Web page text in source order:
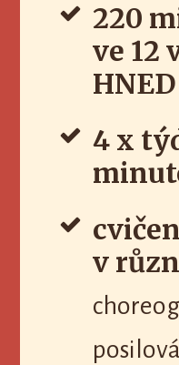
220
ve 12
4 x
v